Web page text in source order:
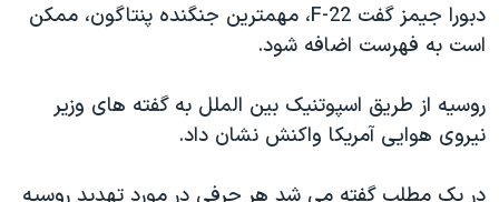
دبورا جیمز گفت F-22، مهمترین جنگنده پنتاگون، ممکن
است به فهرست اضافه شود.
روسیه از طریق اسپوتنیک بین الملل به گفته های وزیر
نیروی هوایی آمریکا واکنش نشان داد.